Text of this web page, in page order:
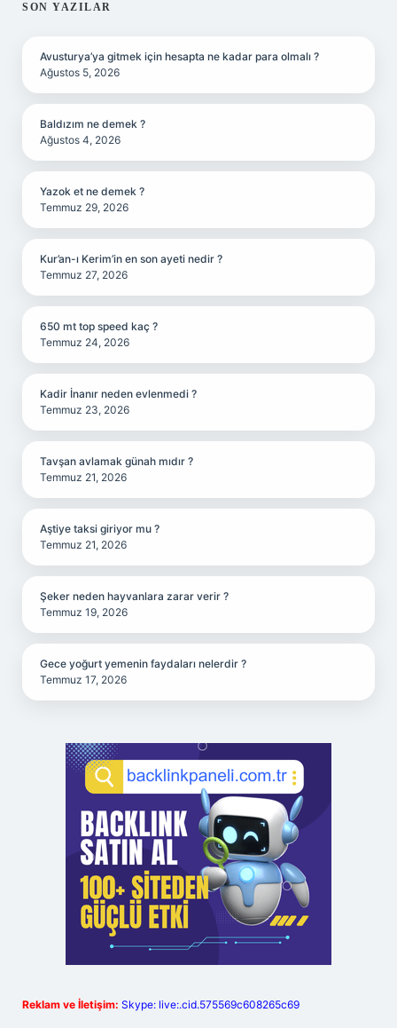
SIDEBAR
SON YAZILAR
Avusturya’ya gitmek için hesapta ne kadar para olmalı ?
Ağustos 5, 2026
Baldızım ne demek ?
Ağustos 4, 2026
Yazok et ne demek ?
Temmuz 29, 2026
Kur’an-ı Kerim’in en son ayeti nedir ?
Temmuz 27, 2026
650 mt top speed kaç ?
Temmuz 24, 2026
Kadir İnanır neden evlenmedi ?
Temmuz 23, 2026
Tavşan avlamak günah mıdır ?
Temmuz 21, 2026
Aştiye taksi giriyor mu ?
Temmuz 21, 2026
Şeker neden hayvanlara zarar verir ?
Temmuz 19, 2026
Gece yoğurt yemenin faydaları nelerdir ?
Temmuz 17, 2026
Reklam ve İletişim: Skype: live:.cid.575569c608265c69